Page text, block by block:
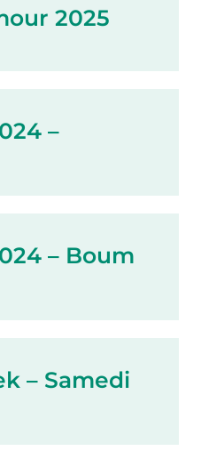
2025
–
– Boum
– Samedi